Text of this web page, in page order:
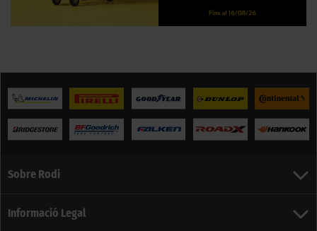
Sobre Rodi
Informació Legal